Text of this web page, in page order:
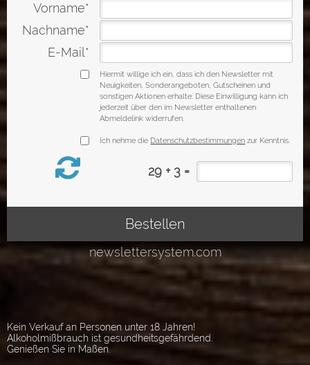
Kein Verkauf an Personen unter 18 Jahren!
Alkoholmißbrauch ist gesundheitsgefährdend.
Genießen Sie in Maßen.